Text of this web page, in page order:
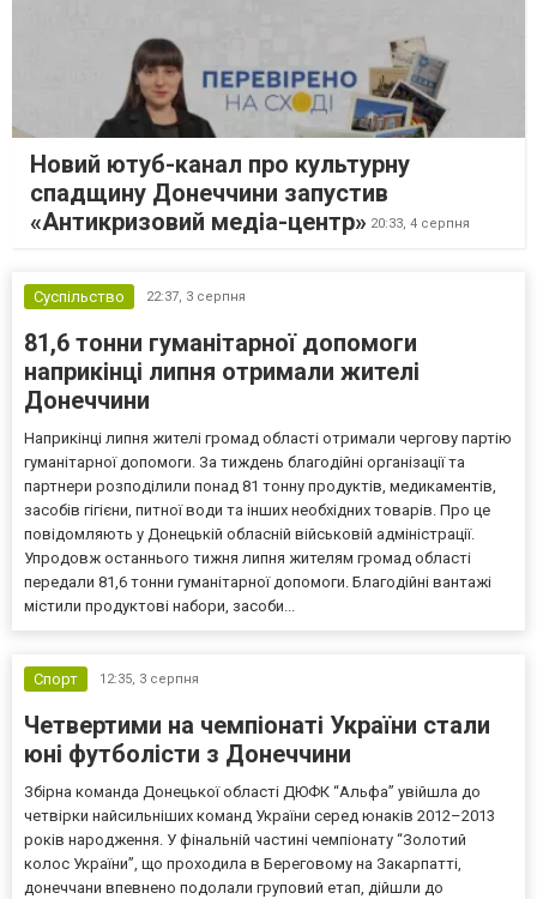
Новий ютуб-канал про культурну
спадщину Донеччини запустив
«Антикризовий медіа-центр» 20:33, 4 серпня
Суспільство 22:37, 3 серпня
81,6 тонни гуманітарної допомоги
наприкінці липня отримали жителі
Донеччини
Наприкінці липня жителі громад області отримали чергову партію
гуманітарної допомоги. За тиждень благодійні організації та
партнери розподілили понад 81 тонну продуктів, медикаментів,
засобів гігієни, питної води та інших необхідних товарів. Про це
повідомляють у Донецькій обласній військовій адміністрації.
Упродовж останнього тижня липня жителям громад області
передали 81,6 тонни гуманітарної допомоги. Благодійні вантажі
містили продуктові набори, засоби...
Спорт 12:35, 3 серпня
Четвертими на чемпіонаті України стали
юні футболісти з Донеччини
Збірна команда Донецької області ДЮФК “Альфа” увійшла до
четвірки найсильніших команд України серед юнаків 2012–2013
років народження. У фінальній частині чемпіонату “Золотий
колос України”, що проходила в Береговому на Закарпатті,
донеччани впевнено подолали груповий етап, дійшли до